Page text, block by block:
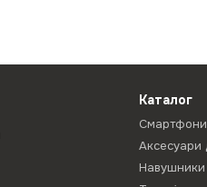
Каталог
Аксесуари
Навушники